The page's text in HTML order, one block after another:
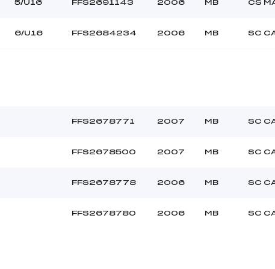
5/U16 FFS2691143 2006 MB CS
6/U16 FFS2684234 2006 MB SC
FFS2678771 2007 MB SC
FFS2678500 2007 MB SC
FFS2678778 2006 MB SC
FFS2678780 2006 MB SC